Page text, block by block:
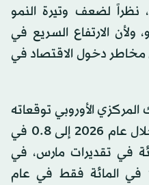
نظراً لضعف وتيرة النمو
ولأن الارتفاع السريع في
مخاطر دخول الاقتصاد في
الأوروبي توقعاته
لنمو اقتصاد منطقة اليورو خلال عام 2026 إلى 0.8 في
بـ0.9 في المائة في تقديرات مارس، في
حين يتوقع نمواً بنسبة 1.2 في المائة فقط في عام